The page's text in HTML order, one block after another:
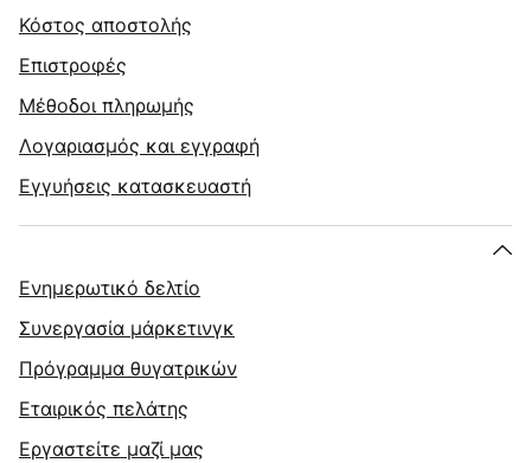
Κόστος αποστολής
Επιστροφές
Μέθοδοι πληρωμής
Λογαριασμός και εγγραφή
Εγγυήσεις κατασκευαστή
Ενημερωτικό δελτίο
Συνεργασία μάρκετινγκ
Πρόγραμμα θυγατρικών
Εταιρικός πελάτης
Εργαστείτε μαζί μας